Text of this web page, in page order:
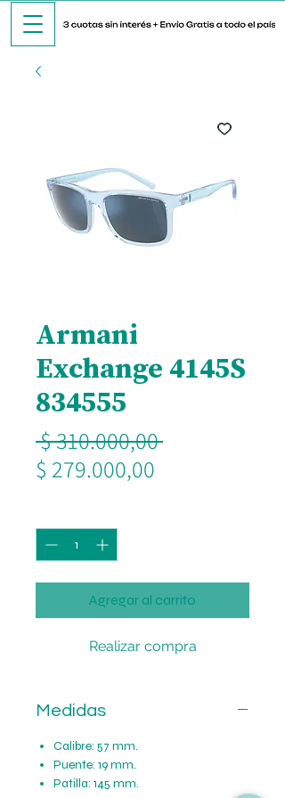
Armani
Exchange 4145S
834555
$ 310.000,00 Precio
$ 279.000,00
Agregar al carrito
Realizar compra
Medidas
Calibre: 57 mm.
Puente: 19 mm.
Patilla: 145 mm.